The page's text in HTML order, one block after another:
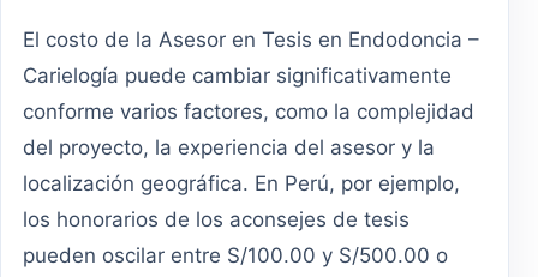
El costo de la Asesor en Tesis en Endodoncia –
Carielogía puede cambiar significativamente
conforme varios factores, como la complejidad
del proyecto, la experiencia del asesor y la
localización geográfica. En Perú, por ejemplo,
los honorarios de los aconsejes de tesis
pueden oscilar entre S/100.00 y S/500.00 o